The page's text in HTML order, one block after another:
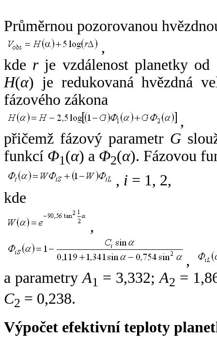
Průměrnou pozorovanou
,
kde rje vzdálenost planetky od
H(α) je redukovaná hvězdná
fázového zákona
,
přičemž fázový parametr G
funkcí Φ1(α) a Φ2(α). Fázovou
, i = 1, 2,
kde
,
,
a parametryA1 = 3,332;A2 =
C2 = 0,238.
Výpočet efektivní teploty